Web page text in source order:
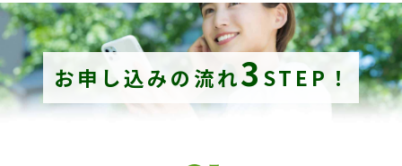
お申し込みの流れ3 STEP！